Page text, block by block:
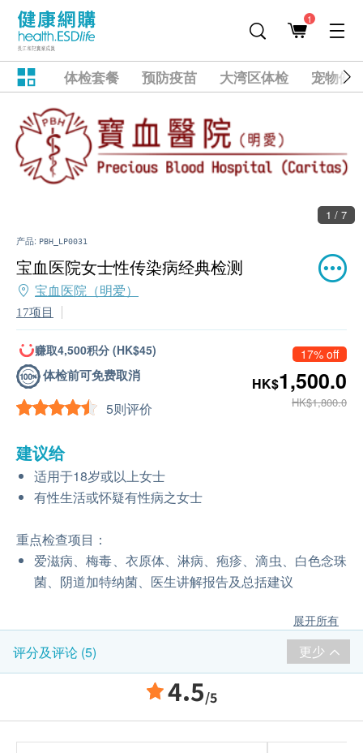
1
体检套餐 预防疫苗 大湾区体检 宠物健
1 / 7
产品: PBH_LP0031
宝血医院女士性传染病经典检测
宝血医院（明爱）
17项目
赚取4,500积分 (HK$45)
体检前可免费取消
5则评价
17% off
HK$1,500.0
HK$1,800.0
建议给
适用于18岁或以上女士
有性生活或怀疑有性病之女士
重点检查项目：
爱滋病、梅毒、衣原体、淋病、疱疹、滴虫、白色念珠
菌、阴道加特纳菌、医生讲解报告及总括建议
展开所有
评分及评论 (5) 更少
4.5/5